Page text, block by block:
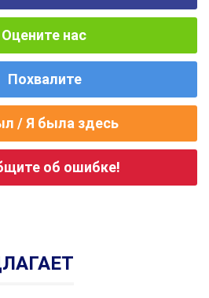
Оцените нас
Похвалите
/ Я была здесь
об ошибке!